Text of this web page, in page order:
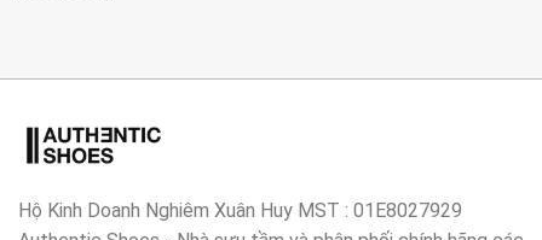
Hộ Kinh Doanh Nghiêm Xuân Huy MST : 01E8027929